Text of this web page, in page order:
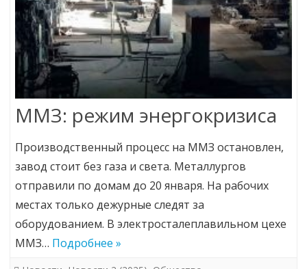
ММЗ: режим энергокризиса
Производственный процесс на ММЗ остановлен,
завод стоит без газа и света. Металлургов
отправили по домам до 20 января. На рабочих
местах только дежурные следят за
оборудованием. В электросталеплавильном цехе
ММЗ… Подробнее »